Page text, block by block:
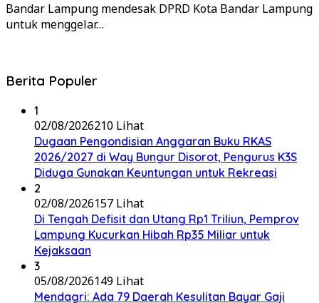
Bandar Lampung mendesak DPRD Kota Bandar Lampung
untuk menggelar…
Berita Populer
1
02/08/2026210 Lihat
Dugaan Pengondisian Anggaran Buku RKAS
2026/2027 di Way Bungur Disorot, Pengurus K3S
Diduga Gunakan Keuntungan untuk Rekreasi
2
02/08/2026157 Lihat
Di Tengah Defisit dan Utang Rp1 Triliun, Pemprov
Lampung Kucurkan Hibah Rp35 Miliar untuk
Kejaksaan
3
05/08/2026149 Lihat
Mendagri: Ada 79 Daerah Kesulitan Bayar Gaji